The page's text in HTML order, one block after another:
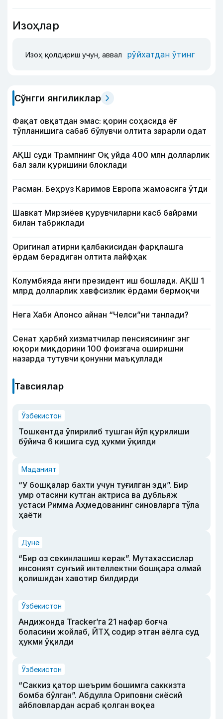
Изоҳлар
Изоҳ қолдириш учун, аввал рўйхатдан ўтинг
Сўнгги янгиликлар
Фақат овқатдан эмас: қорин соҳасида ёғ
тўпланишига сабаб бўлувчи олтита зарарли одат
АҚШ суди Трампнинг Оқ уйда 400 млн долларлик
бал зали қуришини блоклади
Расман. Беҳруз Каримов Европа жамоасига ўтди
Шавкат Мирзиёев қурувчиларни касб байрами
билан табриклади
Оригинал атирни қалбакисидан фарқлашга
ёрдам берадиган олтита лайфҳак
Колумбияда янги президент иш бошлади. АҚШ 1
млрд долларлик хавфсизлик ёрдами бермоқчи
Нега Хаби Алонсо айнан “Челси”ни танлади?
Сенат ҳарбий хизматчилар пенсиясининг энг
юқори миқдорини 100 фоизгача оширишни
назарда тутувчи қонунни маъқуллади
Тавсиялар
Ўзбекистон
Тошкентда ўпирилиб тушган йўл қурилиши
бўйича 6 кишига суд ҳукми ўқилди
Маданият
“У бошқалар бахти учун туғилган эди”. Бир
умр отасини кутган актриса ва дубльяж
устаси Римма Аҳмедованинг синовларга тўла
ҳаёти
Дунё
“Бир оз секинлашиш керак”. Мутахассислар
инсоният сунъий интеллектни бошқара олмай
қолишидан хавотир билдирди
Ўзбекистон
Андижонда Tracker’га 21 нафар боғча
боласини жойлаб, ЙТҲ содир этган аёлга суд
ҳукми ўқилди
Ўзбекистон
“Саккиз қатор шеърим бошимга саккизта
бомба бўлган”. Абдулла Ориповни сиёсий
айбловлардан асраб қолган воқеа